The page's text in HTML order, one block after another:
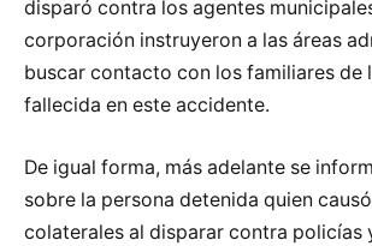
disparó contra los agentes
corporación instruyeron a las áreas
buscar contacto con los familiares de
fallecida en este accidente.
De igual forma, más adelante se
sobre la persona detenida quien
colaterales al disparar contra policías